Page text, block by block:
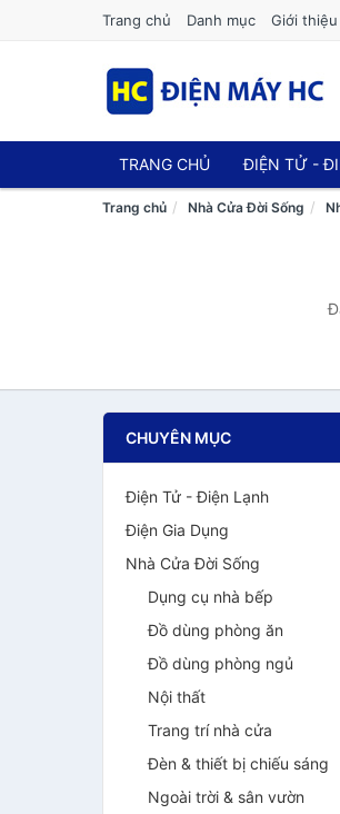
Trang chủ Danh mục Giới thiệu
TRANG CHỦ ĐIỆN TỬ -
Trang chủ Nhà Cửa Đời Sống
CHUYÊN MỤC
Điện Tử - Điện Lạnh
Điện Gia Dụng
Nhà Cửa Đời Sống
Dụng cụ nhà bếp
Đồ dùng phòng ăn
Đồ dùng phòng ngủ
Nội thất
Trang trí nhà cửa
Đèn & thiết bị chiếu sáng
Ngoài trời & sân vườn